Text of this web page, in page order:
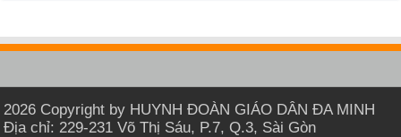
2026 Copyright by HUYNH ĐOÀN GIÁO DÂN ĐA MINH
Địa chỉ: 229-231 Võ Thị Sáu, P.7, Q.3, Sài Gòn